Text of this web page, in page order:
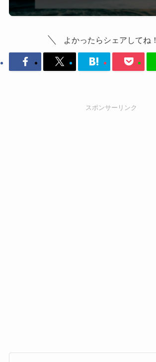
よかったらシェアしてね！
スポンサーリンク